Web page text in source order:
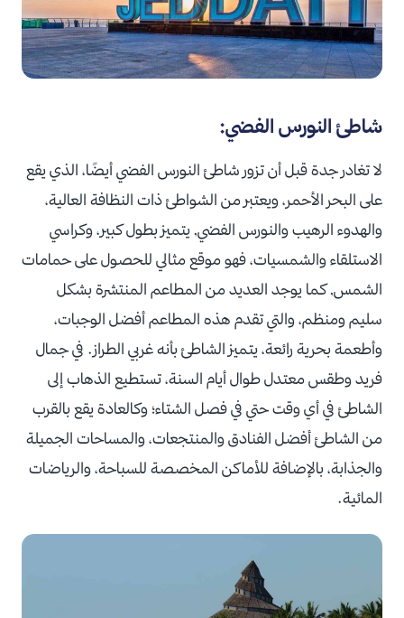
شاطئ النورس الفضي:
لا تغادر جدة قبل أن تزور شاطئ النورس الفضي أيضًا، الذي يقع
على البحر الأحمر، ويعتبر من الشواطئ ذات النظافة العالية،
والهدوء الرهيب والنورس الفضي, يتميز بطول كبير، وكراسي
الاستلقاء والشمسيات، فهو موقع مثالي للحصول على حمامات
الشمس, كما يوجد العديد من المطاعم المنتشرة بشكل
سليم ومنظم، والتي تقدم هذه المطاعم أفضل الوجبات،
وأطعمة بحرية رائعة، يتميز الشاطئ بأنه غربي الطراز. في جمال
فريد وطقس معتدل طوال أيام السنة، تستطيع الذهاب إلى
الشاطئ في أي وقت حتي في فصل الشتاء؛ وكالعادة يقع بالقرب
من الشاطئ أفضل الفنادق والمنتجعات، والمساحات الجميلة
والجذابة، بالإضافة للأماكن المخصصة للسباحة، والرياضات
المائية.